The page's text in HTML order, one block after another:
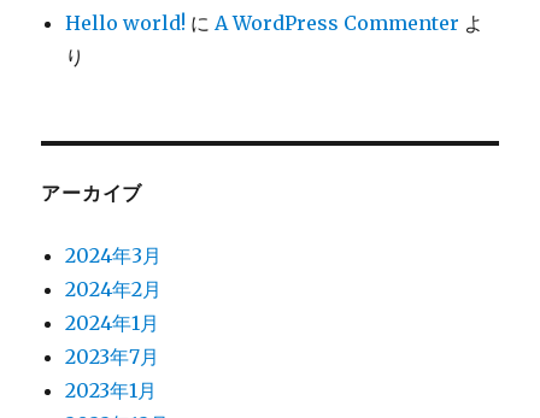
Hello world! にA WordPress Commenter よ
り
アーカイブ
2024年3月
2024年2月
2024年1月
2023年7月
2023年1月